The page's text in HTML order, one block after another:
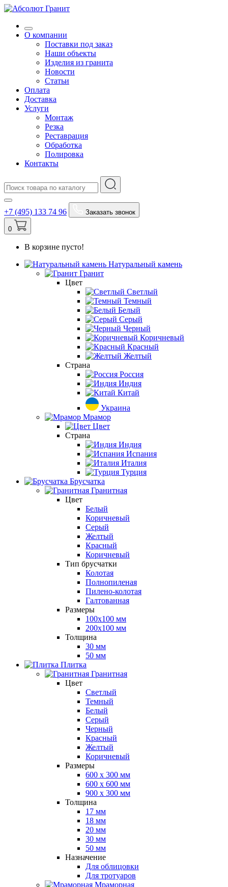
О компании
Поставки под заказ
Наши объекты
Изделия из гранита
Новости
Статьи
Оплата
Доставка
Услуги
Монтаж
Резка
Реставрация
Обработка
Полировка
Контакты
+7 (495) 133 74 96 Заказать звонок
0
В корзине пусто!
Натуральный камень
Гранит
Цвет
Светлый
Темный
Белый
Серый
Черный
Коричневый
Красный
Желтый
Страна
Россия
Индия
Китай
Украина
Мрамор
Цвет
Страна
Индия
Испания
Италия
Турция
Брусчатка
Гранитная
Цвет
Белый
Коричневый
Серый
Желтый
Красный
Коричневый
Тип брусчатки
Колотая
Полнопиленая
Пилено-колотая
Галтованная
Размеры
100х100 мм
200х100 мм
Толщина
30 мм
50 мм
Плитка
Гранитная
Цвет
Светлый
Темный
Белый
Серый
Черный
Красный
Желтый
Коричневый
Размеры
600 х 300 мм
600 х 600 мм
900 x 300 мм
Толщина
17 мм
18 мм
20 мм
30 мм
50 мм
Назначение
Для облицовки
Для тротуаров
Мраморная